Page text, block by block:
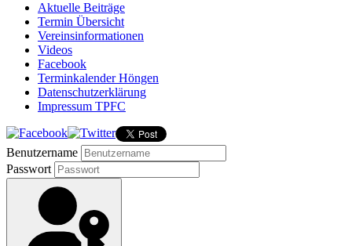
Aktuelle Beiträge
Termin Übersicht
Vereinsinformationen
Videos
Facebook
Terminkalender Höngen
Datenschutzerklärung
Impressum TPFC
Benutzername
Passwort